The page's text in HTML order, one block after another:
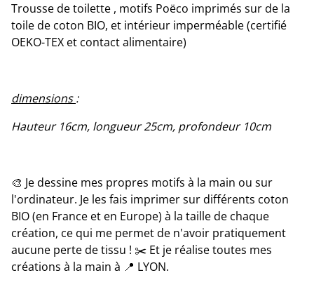
Trousse de toilette , motifs Poëco imprimés sur de la
toile de coton BIO, et intérieur imperméable (certifié
OEKO-TEX et contact alimentaire)
dimensions:
Hauteur 16cm, longueur 25cm, profondeur 10cm
🎨 Je dessine mes propres motifs à la main ou sur
l'ordinateur. Je les fais imprimer sur différents coton
BIO (en France et en Europe) à la taille de chaque
création, ce qui me permet de n'avoir pratiquement
aucune perte de tissu ! ✂️ Et je réalise toutes mes
créations à la main à 📍 LYON.